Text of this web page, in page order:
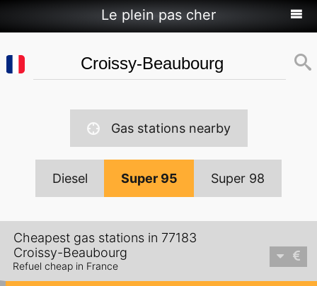
Le plein pas cher
Gas stations nearby
Diesel Super 95 Super 98
Cheapest gas stations in 77183
Croissy-Beaubourg
Refuel cheap in France